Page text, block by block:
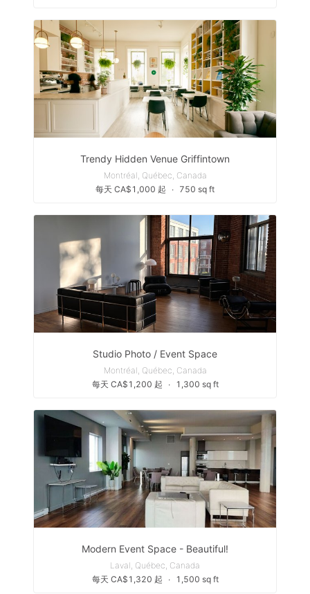
Trendy Hidden Venue Griffintown
Montréal, Québec, Canada
每天 CA$1,000 起
∙ 750 sq ft
Studio Photo / Event Space
Montréal, Québec, Canada
每天 CA$1,200 起
∙ 1,300 sq ft
Modern Event Space - Beautiful!
Laval, Québec, Canada
每天 CA$1,320 起
∙ 1,500 sq ft